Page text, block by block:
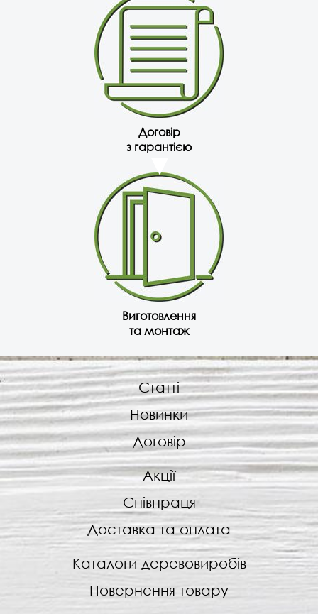
Договір
з гарантією
Виготовлення
та монтаж
Статті
Новинки
Договір
Акції
Співпраця
Доставка та оплата
Каталоги деревовиробів
Повернення товару